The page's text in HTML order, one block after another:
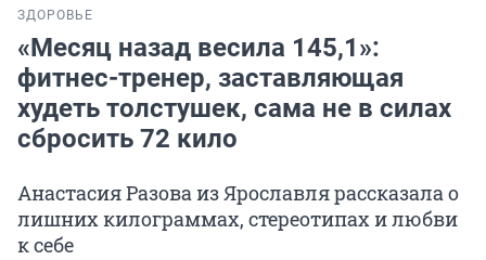
ЗДОРОВЬЕ
«Месяц назад весила 145,1»:
фитнес-тренер, заставляющая
худеть толстушек, сама не в силах
сбросить 72 кило
Анастасия Разова из Ярославля рассказала о
лишних килограммах, стереотипах и любви
к себе